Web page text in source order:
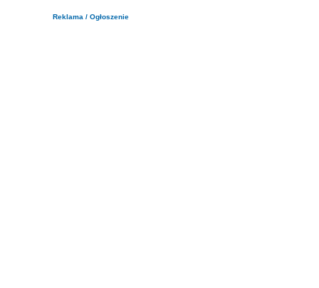
Reklama / Ogłoszenie